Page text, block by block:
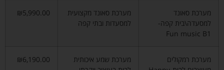
מערכת סאונד
למסעדה\בית קפה-
Fun music B1
מערכת סאונד מקצועית
למסעדות ובתי קפה
₪5,990.00
מערכת רמקולים
מערכת שמע איכותית
₪6,190.00